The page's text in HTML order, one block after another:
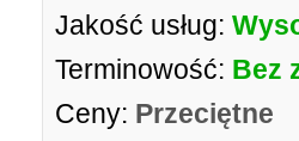
Jakość usług:
Terminowość: Bez
Ceny: Przeciętne